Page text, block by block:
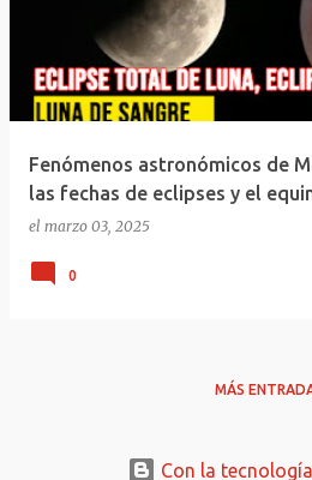
Fenómenos astronómicos de
las fechas de eclipses y el
el marzo 03, 2025
0
MÁS
Con la